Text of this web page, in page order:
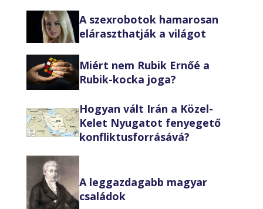
A szexrobotok hamarosan
eláraszthatják a világot
Miért nem Rubik Ernőé a
Rubik-kocka joga?
Hogyan vált Irán a Közel-
Kelet Nyugatot fenyegető
konfliktusforrásává?
A leggazdagabb magyar
családok